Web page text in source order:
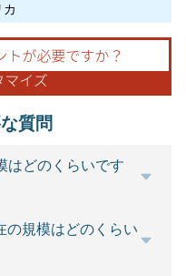
質問
はどのくらいです
の規模はどのくらい